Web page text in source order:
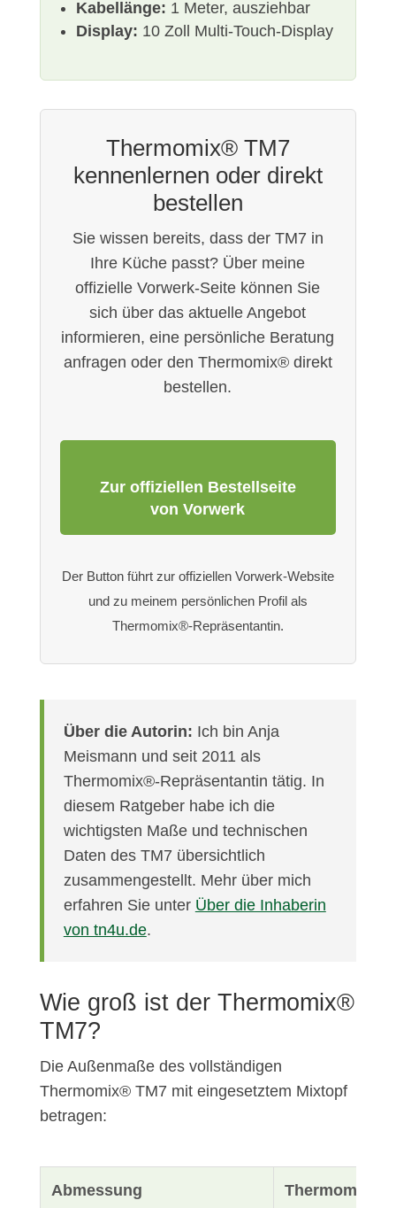
Kabellänge: 1 Meter, ausziehbar
Display: 10 Zoll Multi-Touch-Display
Thermomix® TM7
kennenlernen oder direkt
bestellen
Sie wissen bereits, dass der TM7 in
Ihre Küche passt? Über meine
offizielle Vorwerk-Seite können Sie
sich über das aktuelle Angebot
informieren, eine persönliche Beratung
anfragen oder den Thermomix® direkt
bestellen.
Zur offiziellen Bestellseite
von Vorwerk
Der Button führt zur offiziellen Vorwerk-Website
und zu meinem persönlichen Profil als
Thermomix®-Repräsentantin.
Über die Autorin: Ich bin Anja
Meismann und seit 2011 als
Thermomix®-Repräsentantin tätig. In
diesem Ratgeber habe ich die
wichtigsten Maße und technischen
Daten des TM7 übersichtlich
zusammengestellt. Mehr über mich
erfahren Sie unter Über die Inhaberin
von tn4u.de.
Wie groß ist der Thermomix®
TM7?
Die Außenmaße des vollständigen
Thermomix® TM7 mit eingesetztem Mixtopf
betragen:
Abmessung Thermomix®